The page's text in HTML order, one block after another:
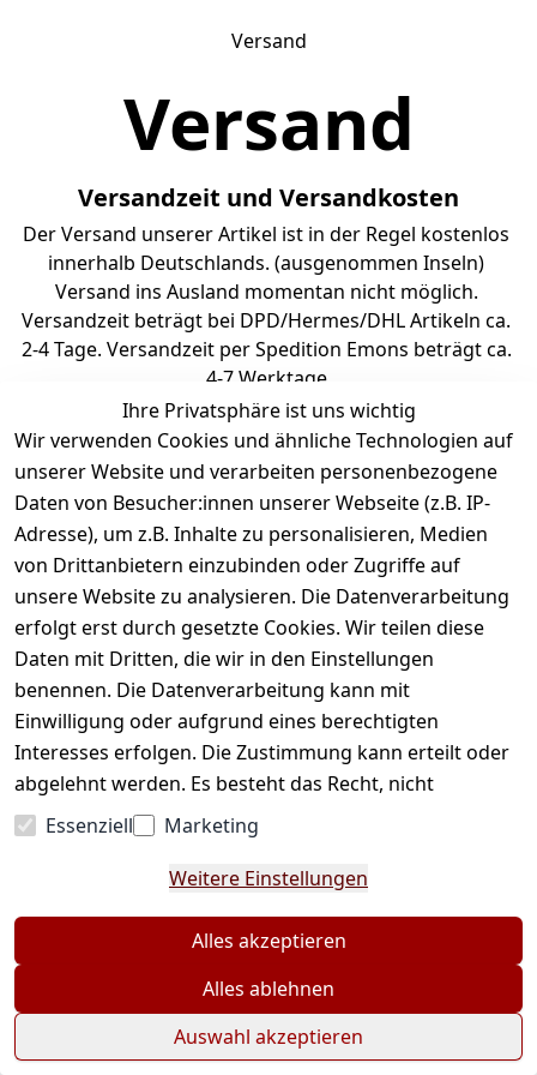
Versand
Versand
Versandzeit und Versandkosten
Der Versand unserer Artikel ist in der Regel kostenlos
innerhalb Deutschlands. (ausgenommen Inseln)
Versand ins Ausland momentan nicht möglich.
Versandzeit beträgt bei DPD/Hermes/DHL Artikeln ca.
2-4 Tage. Versandzeit per Spedition Emons beträgt ca.
4-7 Werktage.
Ihre Privatsphäre ist uns wichtig
Wir verwenden Cookies und ähnliche Technologien auf
unserer Website und verarbeiten personenbezogene
Daten von Besucher:innen unserer Webseite (z.B. IP-
Adresse), um z.B. Inhalte zu personalisieren, Medien
von Drittanbietern einzubinden oder Zugriffe auf
unsere Website zu analysieren. Die Datenverarbeitung
erfolgt erst durch gesetzte Cookies. Wir teilen diese
Daten mit Dritten, die wir in den Einstellungen
benennen. Die Datenverarbeitung kann mit
Einwilligung oder aufgrund eines berechtigten
Interesses erfolgen. Die Zustimmung kann erteilt oder
abgelehnt werden. Es besteht das Recht, nicht
einzuwilligen und die Einwilligung zu einem späteren
Zeitpunkt zu ändern oder zu widerrufen. Beachten Sie
Impressumund weitere Hinweise zur
Datenschutzerklärung.
Essenziell
Marketing
Weitere Einstellungen
Alles akzeptieren
Alles ablehnen
Auswahl akzeptieren